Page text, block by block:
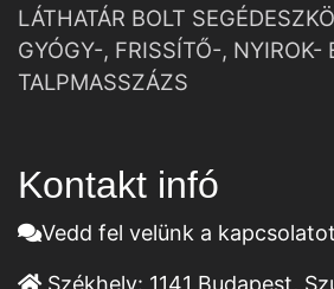
LÁTHATÁR BOLT
GYÓGY-, FRISSÍTŐ-, NYIROK-
TALPMASSZÁZS
Kontakt infó
Vedd fel velünk a
Székhely: 1141 Budapest,